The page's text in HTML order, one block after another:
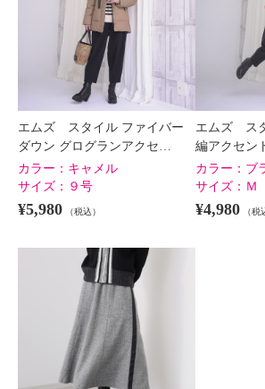
エムズ スタイル ファイバー
ダウン グログランアクセ…
カラー： キャメル
サイズ： ９号
¥5,980 （税込）
エムズ ス
編アクセン
カラー： ブ
サイズ： Ｍ
¥4,980 （税